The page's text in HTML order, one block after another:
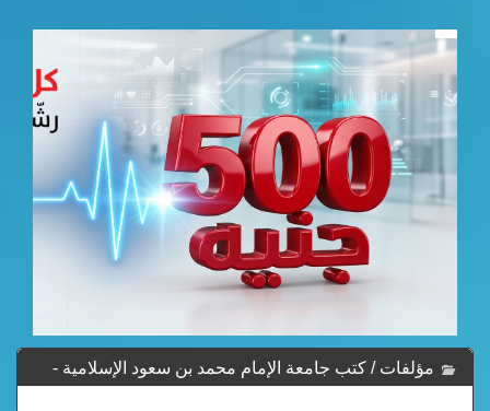
مؤلفات / كتب جامعة الإمام محمد بن سعود الإسلامية -